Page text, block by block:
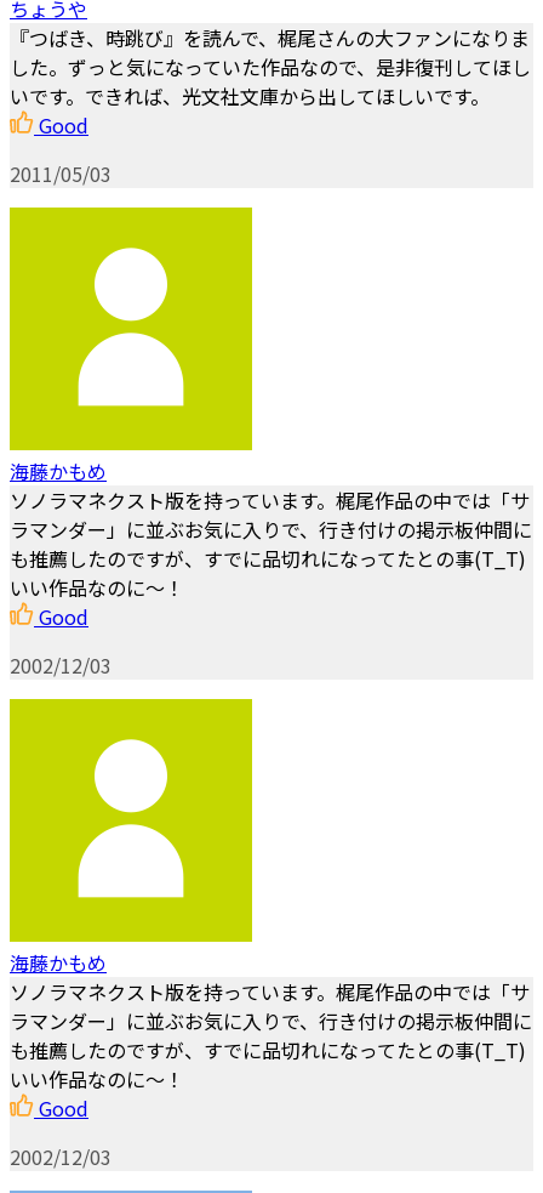
ちょうや
『つばき、時跳び』を読んで、梶尾さんの大ファンになりま
した。ずっと気になっていた作品なので、是非復刊してほし
いです。できれば、光文社文庫から出してほしいです。
Good
2011/05/03
海藤かもめ
ソノラマネクスト版を持っています。梶尾作品の中では「サ
ラマンダー」に並ぶお気に入りで、行き付けの掲示板仲間に
も推薦したのですが、すでに品切れになってたとの事(T_T)
いい作品なのに～！
Good
2002/12/03
海藤かもめ
ソノラマネクスト版を持っています。梶尾作品の中では「サ
ラマンダー」に並ぶお気に入りで、行き付けの掲示板仲間に
も推薦したのですが、すでに品切れになってたとの事(T_T)
いい作品なのに～！
Good
2002/12/03